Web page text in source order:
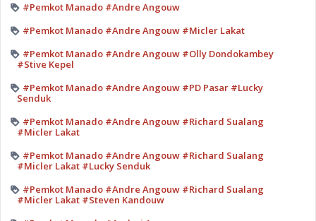
#Pemkot Manado #Andre Angouw
#Pemkot Manado #Andre Angouw #Micler Lakat
#Pemkot Manado #Andre Angouw #Olly Dondokambey
#Stive Kepel
#Pemkot Manado #Andre Angouw #PD Pasar #Lucky
Senduk
#Pemkot Manado #Andre Angouw #Richard Sualang
#Micler Lakat
#Pemkot Manado #Andre Angouw #Richard Sualang
#Micler Lakat #Lucky Senduk
#Pemkot Manado #Andre Angouw #Richard Sualang
#Micler Lakat #Steven Kandouw